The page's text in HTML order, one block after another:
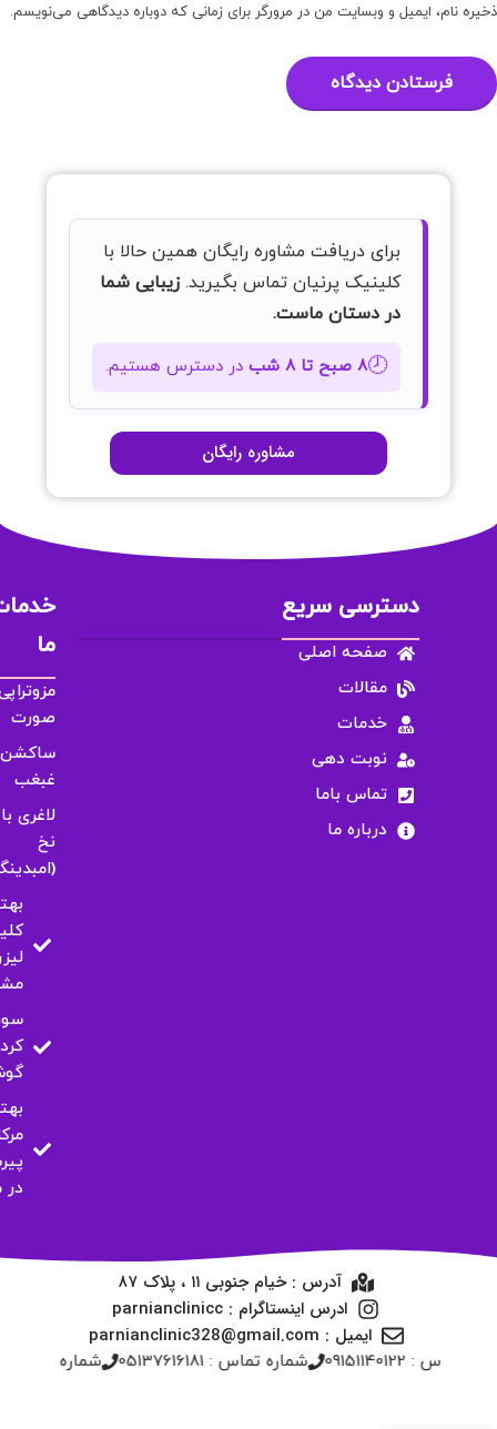
ذخیره نام، ایمیل و وبسایت من در مرورگر برای زمانی که دوباره دیدگاهی می‌نویسم.
برای دریافت مشاوره رایگان همین حالا با
کلینیک پرنیان تماس بگیرید.زیبایی شما
در دستان ماست.
🕗۸ صبح تا ۸ شب در دسترس هستیم.
مشاوره رایگان
دسترسی سریع
صفحه اصلی
مقالات
خدمات
نوبت دهی
تماس باما
درباره ما
ما
صورت
ساکشن
غبغب
لاغری با
نخ
آدرس : خیام جنوبی ۱۱ ، پلاک ۸۷
ادرس اینستاگرام : parnianclinicc
ایمیل : parnianclinic328@gmail.com
شماره تماس : شماره تماس : 05137616181 شماره تماس : 09151140122